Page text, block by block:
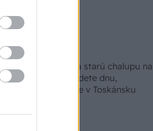
Na Morave prerobila starú chalupu na
Keď vojdete dnu,
zabudnete, že nie ste v Toskánsku